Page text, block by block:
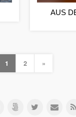
AUS
1 2 »